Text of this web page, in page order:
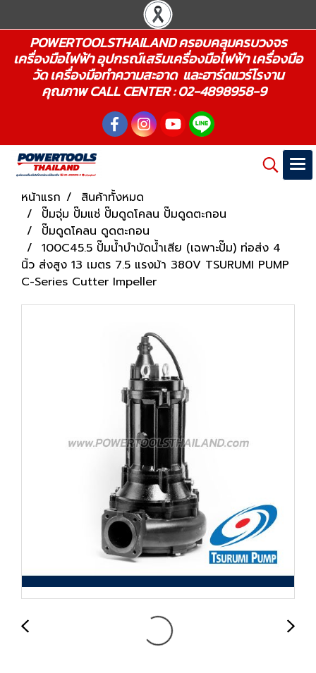
POWERTOOLSTHAILAND ครอบคลุมครบวงจร
เครื่องมือไฟฟ้า อุปกรณ์เสริมเครื่องมือไฟฟ้า เครื่องมือ
วัด เครื่องมือทำความสะอาด และฮาร์ดแวร์โรงาน
คุณภาพ CALL CENTER : 02-4898958-9
หน้าแรก
สินค้าทั้งหมด
ปั๊มจุ่ม ปั๊มแช่ ปั๊มดูดโคลน ปั๊มดูดตะกอน
ปั๊มดูดโคลน ดูดตะกอน
100C45.5 ปั๊มน้ำบำบัดน้ำเสีย (เฉพาะปั๊ม) ท่อส่ง 4
นิ้ว ส่งสูง 13 เมตร 7.5 แรงม้า 380V TSURUMI PUMP
C-Series Cutter Impeller